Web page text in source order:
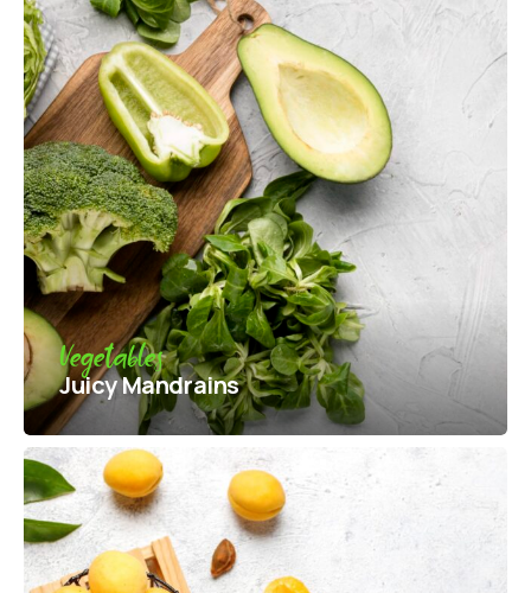
Vegetables
Juicy Mandrains